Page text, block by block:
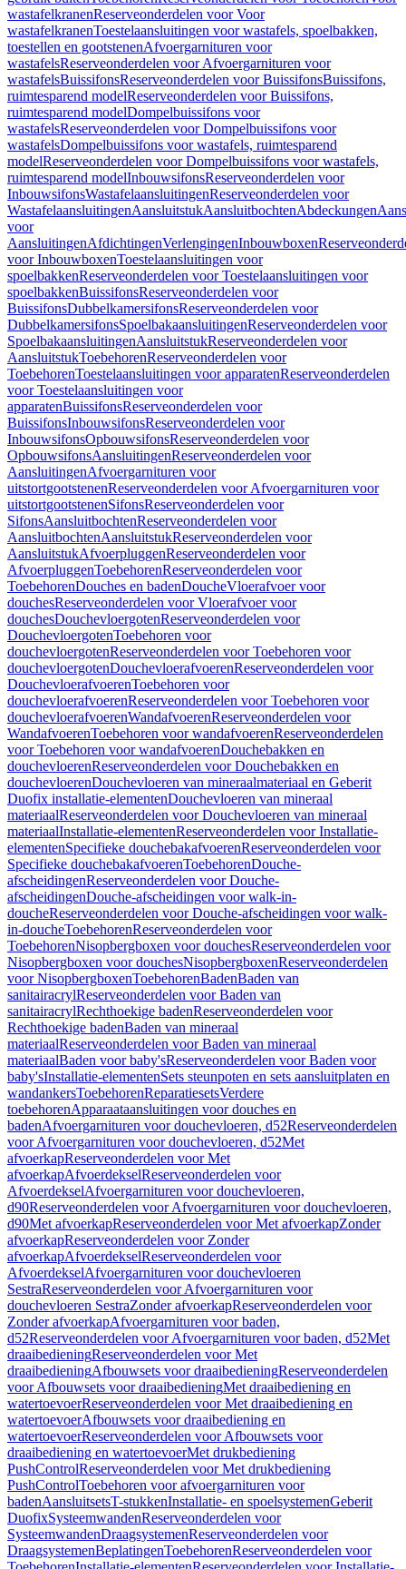
wastafelkranenReserveonderdelen voor Voor
wastafelkranenToestelaansluitingen voor wastafels, spoelbakken,
toestellen en gootstenenAfvoergarnituren voor
wastafelsReserveonderdelen voor Afvoergarnituren voor
wastafelsBuissifonsReserveonderdelen voor BuissifonsBuissifons,
ruimtesparend modelReserveonderdelen voor Buissifons,
ruimtesparend modelDompelbuissifons voor
wastafelsReserveonderdelen voor Dompelbuissifons voor
wastafelsDompelbuissifons voor wastafels, ruimtesparend
modelReserveonderdelen voor Dompelbuissifons voor wastafels,
ruimtesparend modelInbouwsifonsReserveonderdelen voor
InbouwsifonsWastafelaansluitingenReserveonderdelen voor
WastafelaansluitingenAansluitstukAansluitbochtenAbdeckungen
voor
AansluitingenAfdichtingenVerlengingenInbouwboxen
voor InbouwboxenToestelaansluitingen voor
spoelbakkenReserveonderdelen voor Toestelaansluitingen voor
spoelbakkenBuissifonsReserveonderdelen voor
BuissifonsDubbelkamersifonsReserveonderdelen voor
DubbelkamersifonsSpoelbakaansluitingenReserveonderdelen voor
SpoelbakaansluitingenAansluitstukReserveonderdelen voor
AansluitstukToebehorenReserveonderdelen voor
ToebehorenToestelaansluitingen voor apparatenReserveonderdelen
voor Toestelaansluitingen voor
apparatenBuissifonsReserveonderdelen voor
BuissifonsInbouwsifonsReserveonderdelen voor
InbouwsifonsOpbouwsifonsReserveonderdelen voor
OpbouwsifonsAansluitingenReserveonderdelen voor
AansluitingenAfvoergarnituren voor
uitstortgootstenenReserveonderdelen voor Afvoergarnituren voor
uitstortgootstenenSifonsReserveonderdelen voor
SifonsAansluitbochtenReserveonderdelen voor
AansluitbochtenAansluitstukReserveonderdelen voor
AansluitstukAfvoerpluggenReserveonderdelen voor
AfvoerpluggenToebehorenReserveonderdelen voor
ToebehorenDouches en badenDoucheVloerafvoer voor
douchesReserveonderdelen voor Vloerafvoer voor
douchesDouchevloergotenReserveonderdelen voor
DouchevloergotenToebehoren voor
douchevloergotenReserveonderdelen voor Toebehoren voor
douchevloergotenDouchevloerafvoerenReserveonderdelen voor
DouchevloerafvoerenToebehoren voor
douchevloerafvoerenReserveonderdelen voor Toebehoren voor
douchevloerafvoerenWandafvoerenReserveonderdelen voor
WandafvoerenToebehoren voor wandafvoerenReserveonderdelen
voor Toebehoren voor wandafvoerenDouchebakken en
douchevloerenReserveonderdelen voor Douchebakken en
douchevloerenDouchevloeren van mineraalmateriaal en Geberit
Duofix installatie-elementenDouchevloeren van mineraal
materiaalReserveonderdelen voor Douchevloeren van mineraal
materiaalInstallatie-elementenReserveonderdelen voor Installatie-
elementenSpecifieke douchebakafvoerenReserveonderdelen voor
Specifieke douchebakafvoerenToebehorenDouche-
afscheidingenReserveonderdelen voor Douche-
afscheidingenDouche-afscheidingen voor walk-in-
doucheReserveonderdelen voor Douche-afscheidingen voor walk-
in-doucheToebehorenReserveonderdelen voor
ToebehorenNisopbergboxen voor douchesReserveonderdelen voor
Nisopbergboxen voor douchesNisopbergboxenReserveonderdelen
voor NisopbergboxenToebehorenBadenBaden van
sanitairacrylReserveonderdelen voor Baden van
sanitairacrylRechthoekige badenReserveonderdelen voor
Rechthoekige badenBaden van mineraal
materiaalReserveonderdelen voor Baden van mineraal
materiaalBaden voor baby'sReserveonderdelen voor Baden voor
baby'sInstallatie-elementenSets steunpoten en sets aansluitplaten en
wandankersToebehorenReparatiesetsVerdere
toebehorenApparaataansluitingen voor douches en
badenAfvoergarnituren voor douchevloeren, d52Reserveonderdelen
voor Afvoergarnituren voor douchevloeren, d52Met
afvoerkapReserveonderdelen voor Met
afvoerkapAfvoerdekselReserveonderdelen voor
AfvoerdekselAfvoergarnituren voor douchevloeren,
d90Reserveonderdelen voor Afvoergarnituren voor douchevloeren,
d90Met afvoerkapReserveonderdelen voor Met afvoerkapZonder
afvoerkapReserveonderdelen voor Zonder
afvoerkapAfvoerdekselReserveonderdelen voor
AfvoerdekselAfvoergarnituren voor douchevloeren
SestraReserveonderdelen voor Afvoergarnituren voor
douchevloeren SestraZonder afvoerkapReserveonderdelen voor
Zonder afvoerkapAfvoergarnituren voor baden,
d52Reserveonderdelen voor Afvoergarnituren voor baden, d52Met
draaibedieningReserveonderdelen voor Met
draaibedieningAfbouwsets voor draaibedieningReserveonderdelen
voor Afbouwsets voor draaibedieningMet draaibediening en
watertoevoerReserveonderdelen voor Met draaibediening en
watertoevoerAfbouwsets voor draaibediening en
watertoevoerReserveonderdelen voor Afbouwsets voor
draaibediening en watertoevoerMet drukbediening
PushControlReserveonderdelen voor Met drukbediening
PushControlToebehoren voor afvoergarnituren voor
badenAansluitsetsT-stukkenInstallatie- en spoelsystemenGeberit
DuofixSysteemwandenReserveonderdelen voor
SysteemwandenDraagsystemenReserveonderdelen voor
DraagsystemenBeplatingenToebehorenReserveonderdelen voor